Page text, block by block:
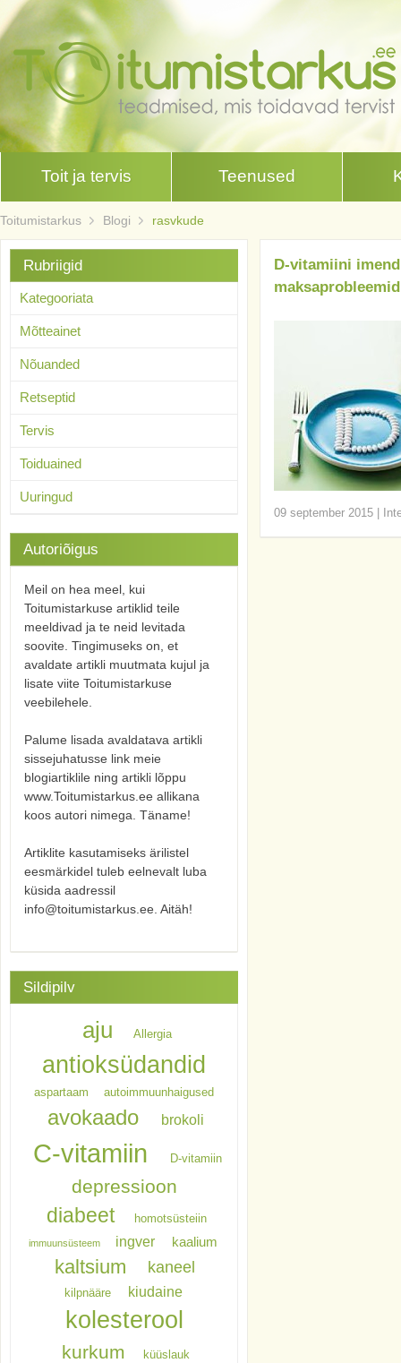
Toit ja tervis Teenused
Toitumistarkus Blogi rasvkude
D-vitamiini
09 september 2015
Rubriigid
Kategooriata
Mõtteainet
Nõuanded
Retseptid
Tervis
Toiduained
Uuringud
Autoriõigus
Meil on hea meel, kui
Toitumistarkuse artiklid teile
meeldivad ja te neid levitada
soovite. Tingimuseks on, et
avaldate artikli muutmata kujul ja
lisate viite Toitumistarkuse
veebilehele.
Palume lisada avaldatava artikli
sissejuhatusse link meie
blogiartiklile ning artikli lõppu
www.Toitumistarkus.ee allikana
koos autori nimega. Täname!
Artiklite kasutamiseks ärilistel
eesmärkidel tuleb eelnevalt luba
küsida aadressil
info@toitumistarkus.ee. Aitäh!
Sildipilv
aju Allergia
antioksüdandid
aspartaam autoimmuunhaigused
avokaado brokoli
C-vitamiin D-vitamiin
depressioon
diabeet homotsüsteiin
immuunsüsteem ingver kaalium
kaltsium kaneel
kilpnääre kiudaine
kolesterool
kurkum küüslauk